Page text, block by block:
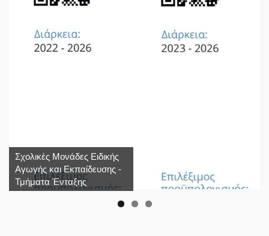
Σχολικές Μονάδες Ειδικής
Αγωγής και Εκπαίδευσης -
Τμήματα Ένταξης